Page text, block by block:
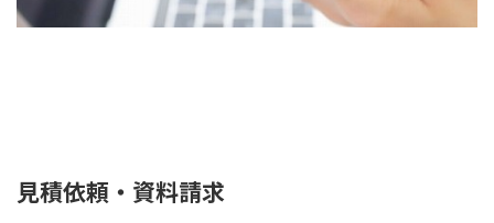
見積依頼・資料請求